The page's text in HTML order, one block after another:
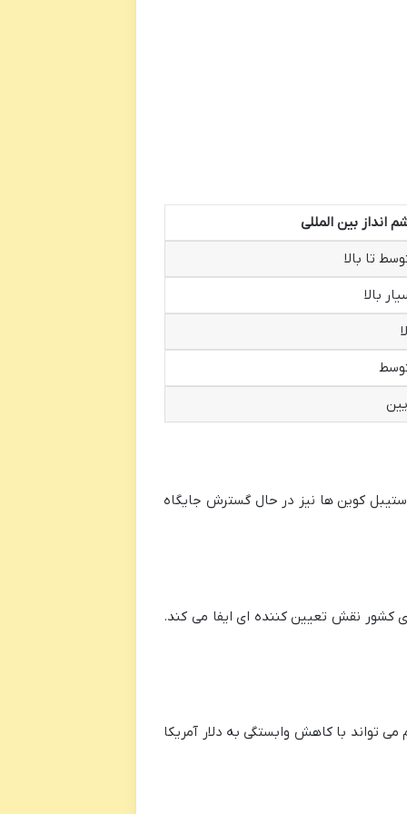
انداز بین المللی
تا بالا
بالا
کوین ها نیز در حال گسترش جایگاه
کشور نقش تعیین کننده ای ایفا می کند.
غیرغربی در مبادلات جهانی تا ۳۰٪ افزایش یابد. این رقم می تواند با کاهش وابستگی به دلار آمریکا